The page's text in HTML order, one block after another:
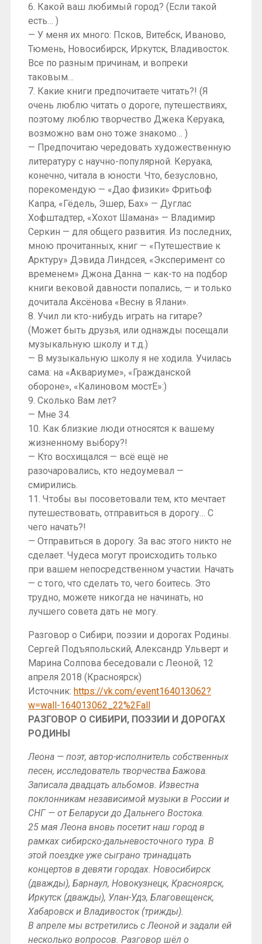
6. Какой ваш любимый город? (Если такой
есть… )
— У меня их много: Псков, Витебск, Иваново,
Тюмень, Новосибирск, Иркутск, Владивосток.
Все по разным причинам, и вопреки
таковым…
7. Какие книги предпочитаете читать?! (Я
очень люблю читать о дороге, путешествиях,
поэтому люблю творчество Джека Керуака,
возможно вам оно тоже знакомо… )
— Предпочитаю чередовать художественную
литературу с научно-популярной. Керуака,
конечно, читала в юности. Что, безусловно,
порекомендую — «Дао физики» Фритьоф
Капра, «Гёдель, Эшер, Бах» — Дуглас
Хофштадтер, «Хохот Шамана» — Владимир
Серкин — для общего развития. Из последних,
мною прочитанных, книг — «Путешествие к
Арктуру» Дэвида Линдсея, «Эксперимент со
временем» Джона Данна — как-то на подбор
книги вековой давности попались, — и только
дочитала Аксёнова «Весну в Ялани».
8. Учил ли кто-нибудь играть на гитаре?
(Может быть друзья, или однажды посещали
музыкальную школу и т.д.)
— В музыкальную школу я не ходила. Училась
сама: на «Аквариуме», «Гражданской
обороне», «Калиновом мостЕ»:)
9. Сколько Вам лет?
— Мне 34.
10. Как близкие люди относятся к вашему
жизненному выбору?!
— Кто восхищался — всё ещё не
разочаровались, кто недоумевал —
смирились.
11. Чтобы вы посоветовали тем, кто мечтает
путешествовать, отправиться в дорогу… С
чего начать?!
— Отправиться в дорогу. За вас этого никто не
сделает. Чудеса могут происходить только
при вашем непосредственном участии. Начать
— с того, что сделать то, чего боитесь. Это
трудно, можете никогда не начинать, но
лучшего совета дать не могу.
Разговор о Сибири, поэзии и дорогах Родины.
Сергей Подъяпольский, Александр Ульверт и
Марина Солпова беседовали с Леоной, 12
апреля 2018 (Красноярск)
Источник: https://vk.com/event164013062?
w=wall-164013062_22%2Fall
РАЗГОВОР О СИБИРИ, ПОЭЗИИ И ДОРОГАХ
РОДИНЫ
Леона — поэт, автор-исполнитель собственных
песен, исследователь творчества Бажова.
Записала двадцать альбомов. Известна
поклонникам независимой музыки в России и
СНГ — от Беларуси до Дальнего Востока.
25 мая Леона вновь посетит наш город в
рамках сибирско-дальневосточного тура. В
этой поездке уже сыграно тринадцать
концертов в девяти городах. Новосибирск
(дважды), Барнаул, Новокузнецк, Красноярск,
Иркутск (дважды), Улан-Удэ, Благовещенск,
Хабаровск и Владивосток (трижды).
В апреле мы встретились с Леоной и задали ей
несколько вопросов. Разговор шёл о